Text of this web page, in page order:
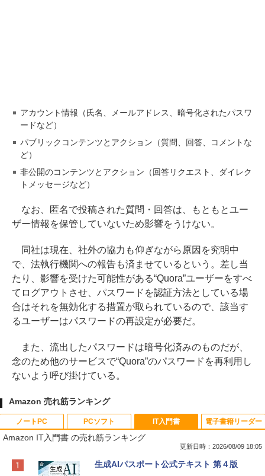
アカウント情報（氏名、メールアドレス、暗号化されたパスワ
ードなど）
パブリックコンテンツとアクション（質問、回答、コメントな
ど）
非公開のコンテンツとアクション（回答リクエスト、ダイレク
トメッセージなど）
なお、匿名で投稿された質問・回答は、もともとユー
ザー情報を保管していないため影響をうけない。
同社は現在、社外の協力も仰ぎながら原因を究明中
で、法執行機関への報告も済ませているという。差し当
たり、影響を受けた可能性がある“Quora”ユーザーをすべ
てログアウトさせ、パスワードを認証方法としている場
合はそれを無効化する措置が取られているので、該当す
るユーザーはパスワードの再設定が必要だ。
また、流出したパスワードは暗号化済みのものだが、
念のため他のサービスで“Quora”のパスワードを再利用し
ないよう呼び掛けている。
Amazon 売れ筋ランキング
ノートPC
Apple 2026 MacBook Neo A18 Proチッ
PCソフト
Robloxギフトカード - 800 Robux 【限
IT入門書
Amazon IT入門書 の売れ筋ランキング
更新日時：2026/08/09 18:05
生成AIパスポート公式テキスト 第４版
電子書籍リーダー